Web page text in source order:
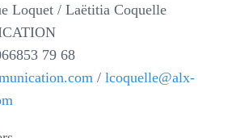
Loquet / Laëtitia Coquelle
79 68
/ lcoquelle@alx-